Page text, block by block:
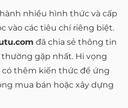
nhiều hình thức và cấp
vào các tiêu chí riêng biệt.
đã chia sẻ thông tin
thường gặp nhất. Hi vọng
có thêm kiến thức để ứng
mua bán hoặc xây dựng